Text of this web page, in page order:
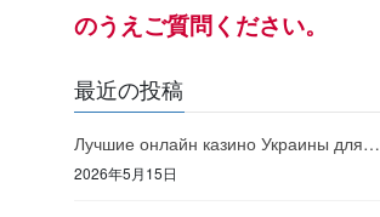
のうえご質問ください。
最近の投稿
Лучшие онлайн казино Украины для…
2026年5月15日